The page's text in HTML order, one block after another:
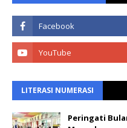
LITERASI NUMERASI
Peringati